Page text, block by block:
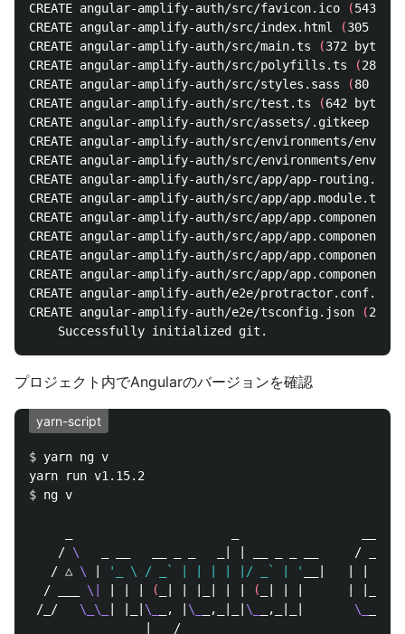
CREATE angular-amplify-auth/src/favicon.ico
(5430
CREATE angular-amplify-auth/src/index.html
(305
CREATE angular-amplify-auth/src/main.ts
(372 bytes
CREATE angular-amplify-auth/src/polyfills.ts
(2838
CREATE angular-amplify-auth/src/styles.sass
(80
CREATE angular-amplify-auth/src/test.ts
(642 bytes
CREATE angular-amplify-auth/src/assets/.gitkeep
CREATE angular-amplify-auth/src/environments/
CREATE angular-amplify-auth/src/environments/
CREATE angular-amplify-auth/src/app/app-
CREATE angular-amplify-auth/src/app/app.module.ts
CREATE angular-amplify-auth/src/app/
CREATE angular-amplify-auth/src/app/
CREATE angular-amplify-auth/src/app/
CREATE angular-amplify-auth/src/app/
CREATE angular-amplify-auth/e2e/protractor.conf.js
CREATE angular-amplify-auth/e2e/tsconfig.json
(214
プロジェクト内でAngularのバージョンを確認
yarn-script
$ yarn ng v
$ ng v
    /
\
_ __   __ _ _   _| | __ _ _ __     / ___|
   / △
\ '_ \ / _` | | | | |/ _` | '
  / ___
\| ( (
/_/ \_\_ \_ _, | \_ _,_|_| \_ _,_|_| \_
                |___/